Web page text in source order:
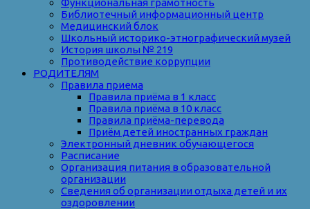
Функциональная грамотность
Библиотечный информационный центр
Медицинский блок
Школьный историко-этнографический музей
История школы № 219
Противодействие коррупции
РОДИТЕЛЯМ
Правила приема
Правила приёма в 1 класс
Правила приёма в 10 класс
Правила приёма-перевода
Приём детей иностранных граждан
Электронный дневник обучающегося
Расписание
Организация питания в образовательной
организации
Сведения об организации отдыха детей и их
оздоровлении